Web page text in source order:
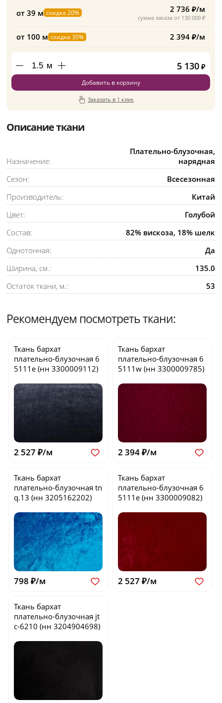
от 39 м скидка 20%
сумма заказа от 130 000 ₽
2 736 ₽/м
от 100 м скидка 30% 2 394 ₽/м
м 5 130 ₽
Добавить в корзину
Заказать в 1 клик
Описание ткани
Назначение:
Плательно-блузочная,
нарядная
Сезон:
Всесезонная
Производитель:
Китай
Цвет:
Голубой
Состав:
82% вискоза, 18% шелк
Однотонная:
Да
Ширина, см.:
135.0
Остаток ткани, м.:
53
Рекомендуем посмотреть ткани:
Ткань бархат
плательно-блузочная6
5111e (нн 3300009112)
2 527 ₽/м
Ткань бархат
плательно-блузочная6
5111w (нн 3300009785)
2 394 ₽/м
Ткань бархат
плательно-блузочнаяtn
q.13 (нн 3205162202)
798 ₽/м
Ткань бархат
плательно-блузочная6
5111e (нн 3300009082)
2 527 ₽/м
Ткань бархат
плательно-блузочная jt
c-6210 (нн 3204904698)